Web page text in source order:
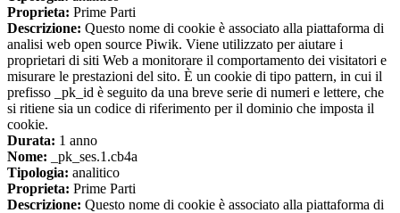
Proprieta: Prime Parti
Descrizione: Questo nome di cookie è associato alla piattaforma di
analisi web open source Piwik. Viene utilizzato per aiutare i
proprietari di siti Web a monitorare il comportamento dei visitatori e
misurare le prestazioni del sito. È un cookie di tipo pattern, in cui il
prefisso _pk_id è seguito da una breve serie di numeri e lettere, che
si ritiene sia un codice di riferimento per il dominio che imposta il
cookie.
Durata: 1 anno
Nome: _pk_ses.1.cb4a
Tipologia: analitico
Proprieta: Prime Parti
Descrizione: Questo nome di cookie è associato alla piattaforma di